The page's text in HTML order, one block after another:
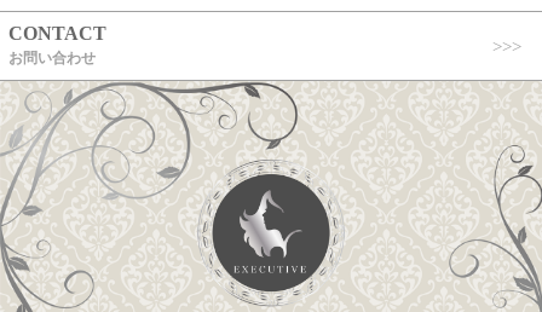
CONTACT
お問い合わせ